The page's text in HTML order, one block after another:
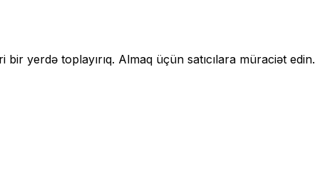
yerdə toplayırıq. Almaq üçün satıcılara müraciət edin.